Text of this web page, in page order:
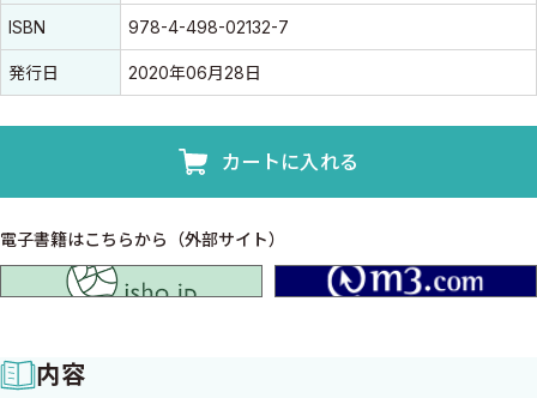
ISBN 978-4-498-02132-7
発行日 2020年06月28日
カートに入れる
電子書籍はこちらから（外部サイト）
内容